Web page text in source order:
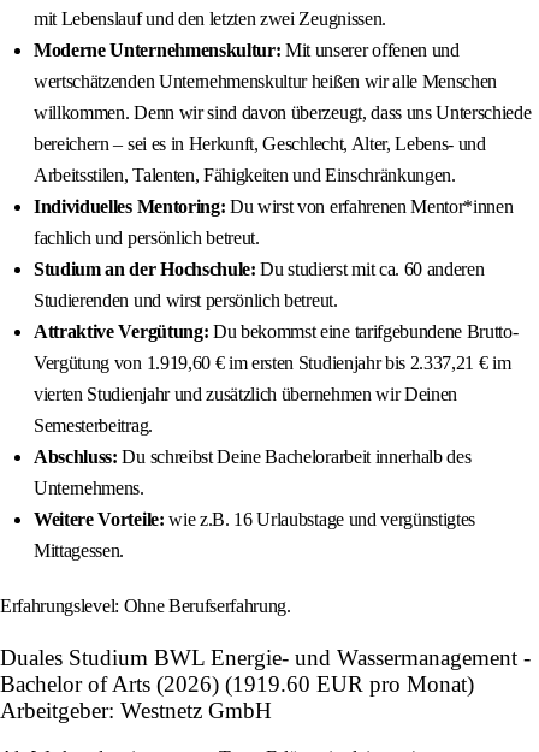
mit Lebenslauf und den letzten zwei Zeugnissen.
Moderne Unternehmenskultur: Mit unserer offenen und
wertschätzenden Unternehmenskultur heißen wir alle Menschen
willkommen. Denn wir sind davon überzeugt, dass uns Unterschiede
bereichern – sei es in Herkunft, Geschlecht, Alter, Lebens- und
Arbeitsstilen, Talenten, Fähigkeiten und Einschränkungen.
Individuelles Mentoring: Du wirst von erfahrenen Mentor*innen
fachlich und persönlich betreut.
Studium an der Hochschule: Du studierst mit ca. 60 anderen
Studierenden und wirst persönlich betreut.
Attraktive Vergütung: Du bekommst eine tarifgebundene Brutto-
Vergütung von 1.919,60 € im ersten Studienjahr bis 2.337,21 € im
vierten Studienjahr und zusätzlich übernehmen wir Deinen
Semesterbeitrag.
Abschluss: Du schreibst Deine Bachelorarbeit innerhalb des
Unternehmens.
Weitere Vorteile: wie z.B. 16 Urlaubstage und vergünstigtes
Mittagessen.
Erfahrungslevel: Ohne Berufserfahrung.
Duales Studium BWL Energie- und Wassermanagement -
Bachelor of Arts (2026) (1919.60 EUR pro Monat)
Arbeitgeber: Westnetz GmbH